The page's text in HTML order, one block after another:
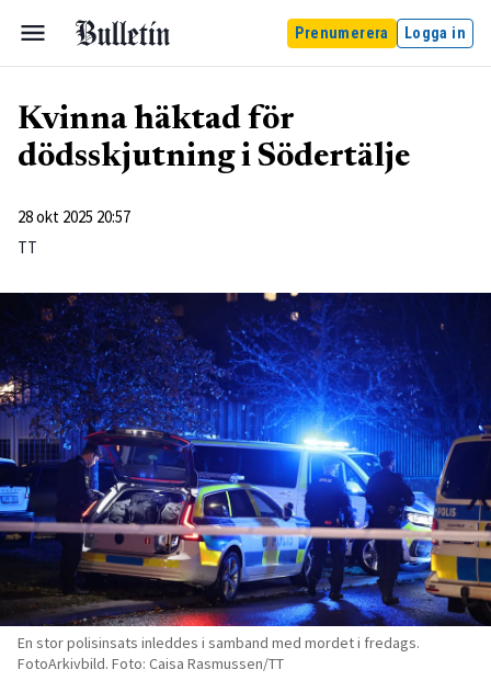
Prenumerera Logga in
Kvinna häktad för
dödsskjutning i Södertälje
28 okt 2025 20:57
TT
En stor polisinsats inleddes i samband med mordet i fredags.
FotoArkivbild. Foto: Caisa Rasmussen/TT